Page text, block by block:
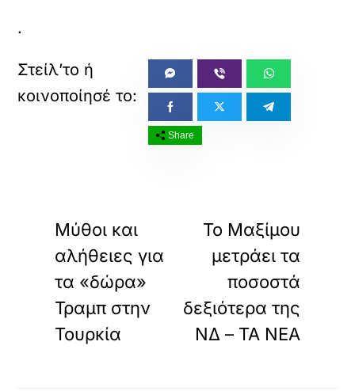
.
Share
Μύθοι και
αλήθειες για
τα «δώρα»
Τραμπ στην
Τουρκία
Το Μαξίμου
μετράει τα
ποσοστά
δεξιότερα της
ΝΔ – ΤΑ ΝΕΑ